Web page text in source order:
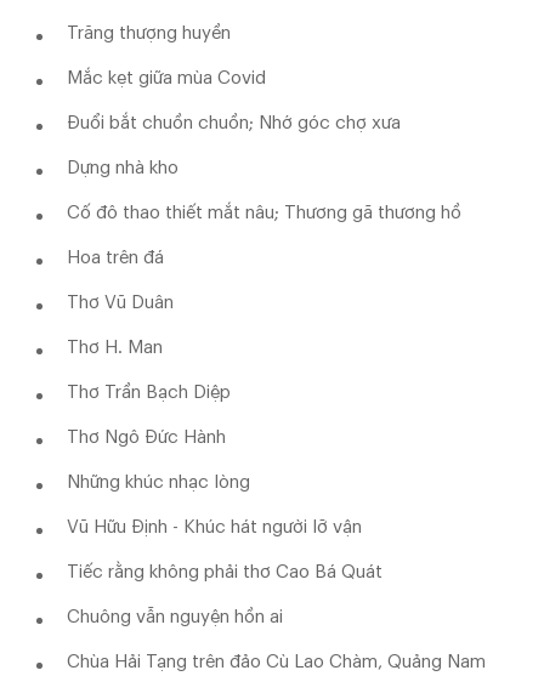
Trăng thượng huyền
Mắc kẹt giữa mùa Covid
Đuổi bắt chuồn chuồn; Nhớ góc chợ xưa
Dựng nhà kho
Cố đô thao thiết mắt nâu; Thương gã thương hồ
Hoa trên đá
Thơ Vũ Duân
Thơ H. Man
Thơ Trần Bạch Diệp
Thơ Ngô Đức Hành
Những khúc nhạc lòng
Vũ Hữu Định - Khúc hát người lỡ vận
Tiếc rằng không phải thơ Cao Bá Quát
Chuông vẫn nguyện hồn ai
Chùa Hải Tạng trên đảo Cù Lao Chàm, Quảng Nam